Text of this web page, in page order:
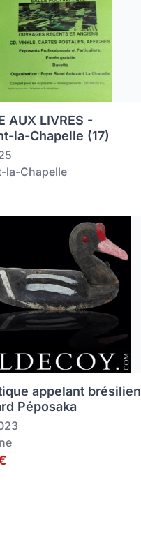
AUX LIVRES -
la-Chapelle (17)
la-Chapelle
appelant brésilien
Péposaka